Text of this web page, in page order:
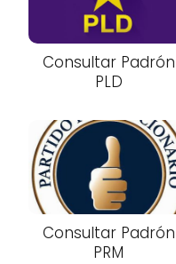
Consultar Padrón
PLD
Consultar Padrón
PRM